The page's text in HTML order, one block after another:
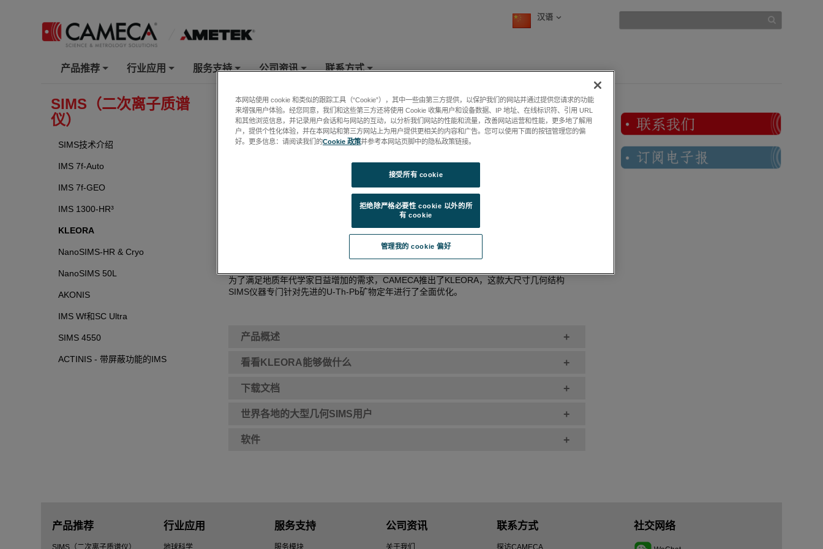
汉语
产品推荐 行业应用 服务支持 公司资讯 联系方式
SIMS（二次离子质谱
仪）
SIMS技术介绍
IMS 7f-Auto
IMS 7f-GEO
IMS 1300-HR³
KLEORA
NanoSIMS-HR & Cryo
NanoSIMS 50L
AKONIS
IMS Wf和SC Ultra
SIMS 4550
ACTINIS - 带屏蔽功能的IMS
KLEORA 地质专用离子微探针
为了满足地质年代学家日益增加的需求，CAMECA推出了KLEORA，这款大尺寸几何结构
SIMS仪器专门针对先进的U-Th-Pb矿物定年进行了全面优化。
产品概述 +
看看KLEORA能够做什么 +
下载文档 +
世界各地的大型几何SIMS用户 +
软件 +
产品推荐
SIMS（二次离子质谱仪）
行业应用
地球科学
服务支持
服务模块
公司资讯
关于我们
联系方式
探访CAMECA
社交网络
本网站使用 cookie 和类似的跟踪工具（“Cookie”），其中一些由第三方提供，以保护我们的网站并通过提供您请求的功能
来增强用户体验。经您同意，我们和这些第三方还将使用 Cookie 收集用户和设备数据、IP 地址、在线标识符、引用 URL
和其他浏览信息，并记录用户会话和与网站的互动，以分析我们网站的性能和流量，改善网站运营和性能，更多地了解用
户，提供个性化体验，并在本网站和第三方网站上为用户提供更相关的内容和广告。您可以使用下面的按钮管理您的偏
好。更多信息：请阅读我们的Cookie 政策并参考本网站页脚中的隐私政策链接。
管理我的 cookie 偏好
拒绝除严格必要性 cookie 以外的所
有 cookie
接受所有 cookie